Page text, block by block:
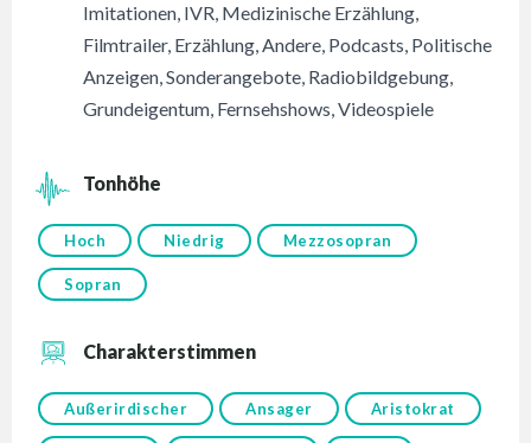
Imitationen, IVR, Medizinische Erzählung,
Filmtrailer, Erzählung,Andere, Podcasts, Politische
Anzeigen,Sonderangebote, Radiobildgebung,
Grundeigentum, Fernsehshows,Videospiele
Tonhöhe
Hoch Niedrig Mezzosopran
Sopran
Charakterstimmen
Außerirdischer Ansager Aristokrat